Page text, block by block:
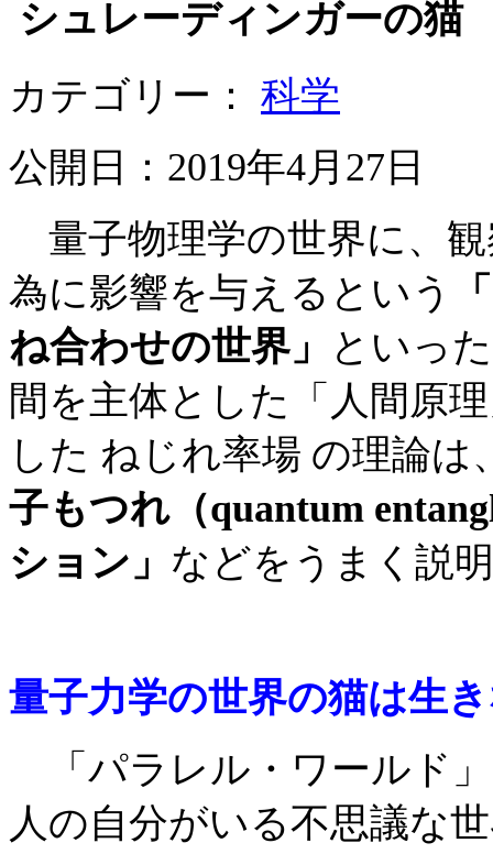
シュレーディンガーの猫
カテゴリー： 科学
公開日：2019年4月27日
量子物理学の世界に、
為に影響を与えるという
ね合わせの世界」
といっ
間を主体とした「人間原
した ねじれ率場 の理論
子もつれ（quantum
ション」 などをうまく説
量子力学の世界の猫は生
「パラレル・ワールド
人の自分がいる不思議な